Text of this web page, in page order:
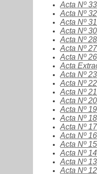
Acta Nº33
Acta Nº32
Acta Nº31
Acta Nº30
Acta Nº28
Acta Nº27
Acta Nº26
Acta
Acta Nº23
Acta Nº22
Acta Nº21
Acta Nº20
Acta Nº19
Acta Nº18
Acta Nº17
Acta Nº16
Acta Nº15
Acta Nº14
Acta Nº13
Acta Nº12